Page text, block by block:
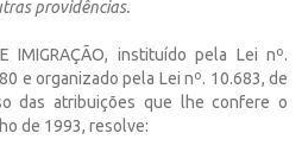
providências.
IMIGRAÇÃO, instituído pela Lei nº.
e organizado pela Lei nº. 10.683, de
das atribuições que lhe confere o
de 1993, resolve: